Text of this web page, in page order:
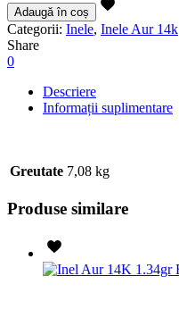
Adaugă în coș
Categorii: Inele, Inele Aur 14k
Share
0
Descriere
Informații suplimentare
Greutate 7,08 kg
Produse similare